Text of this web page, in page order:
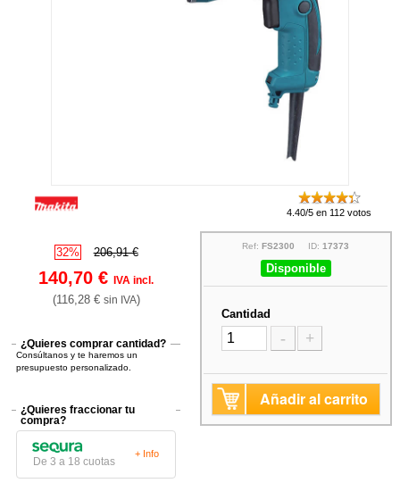
4.40/5 en 112 votos
32% 206,91 €
140,70 €IVA incl.
(116,28 € sin IVA)
¿Quieres comprar cantidad?
Consúltanos y te haremos un
presupuesto personalizado.
¿Quieres fraccionar tu
compra?
De 3 a 18 cuotas
+ Info
Ref:FS2300 ID:17373
Disponible
Cantidad
- +
Añadir al carrito